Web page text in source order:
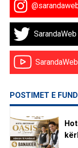
SarandaWeb
SarandaWeb
POSTIMET E